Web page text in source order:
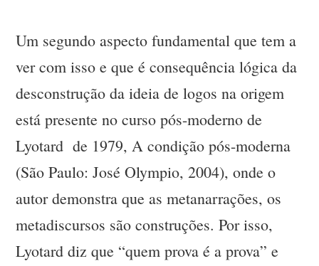
Um segundo aspecto fundamental que tem a
ver com isso e que é consequência lógica da
desconstrução da ideia de logos na origem
está presente no curso pós-moderno de
Lyotard de 1979, A condição pós-moderna
(São Paulo: José Olympio, 2004), onde o
autor demonstra que as metanarrações, os
metadiscursos são construções. Por isso,
Lyotard diz que “quem prova é a prova” e